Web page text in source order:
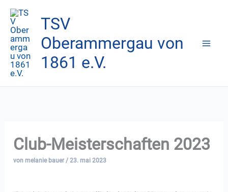
Zum
Inhalt
springen
TSV
Oberammergau von
1861 e.V.
Club-Meisterschaften 2023
von melanie bauer /23. mai 2023